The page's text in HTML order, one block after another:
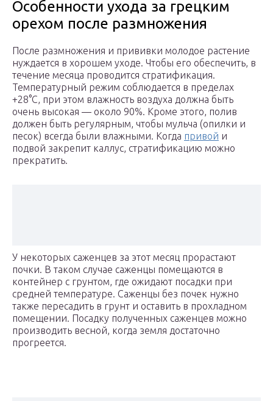
Особенности ухода за грецким
орехом после размножения
После размножения и прививки молодое растение
нуждается в хорошем уходе. Чтобы его обеспечить, в
течение месяца проводится стратификация.
Температурный режим соблюдается в пределах
+28°C, при этом влажность воздуха должна быть
очень высокая — около 90%. Кроме этого, полив
должен быть регулярным, чтобы мульча (опилки и
песок) всегда были влажными. Когда привой и
подвой закрепит каллус, стратификацию можно
прекратить.
У некоторых саженцев за этот месяц прорастают
почки. В таком случае саженцы помещаются в
контейнер с грунтом, где ожидают посадки при
средней температуре. Саженцы без почек нужно
также пересадить в грунт и оставить в прохладном
помещении. Посадку полученных саженцев можно
производить весной, когда земля достаточно
прогреется.